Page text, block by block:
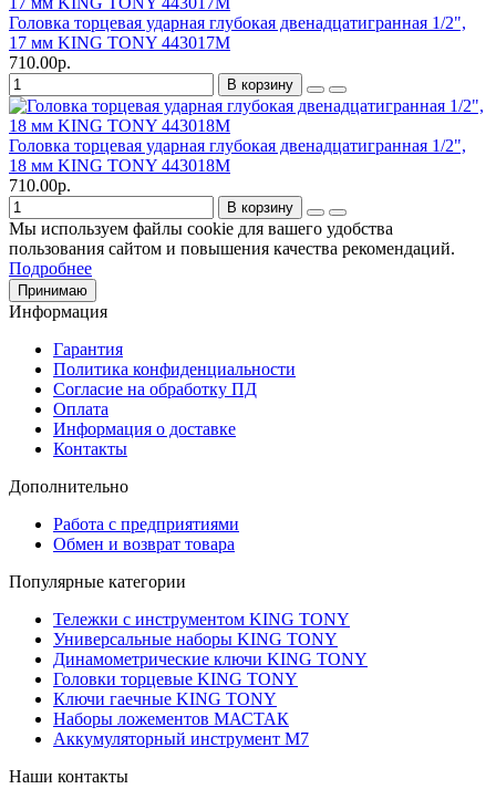
Головка торцевая ударная глубокая двенадцатигранная 1/2",
17 мм KING TONY 443017M
710.00р.
В корзину
Головка торцевая ударная глубокая двенадцатигранная 1/2",
18 мм KING TONY 443018M
710.00р.
В корзину
Мы используем файлы cookie для вашего удобства
пользования сайтом и повышения качества рекомендаций.
Подробнее
Принимаю
Информация
Гарантия
Политика конфиденциальности
Согласие на обработку ПД
Оплата
Информация о доставке
Контакты
Дополнительно
Работа с предприятиями
Обмен и возврат товара
Популярные категории
Тележки с инструментом KING TONY
Универсальные наборы KING TONY
Динамометрические ключи KING TONY
Головки торцевые KING TONY
Ключи гаечные KING TONY
Наборы ложементов МАСТАК
Аккумуляторный инструмент M7
Наши контакты